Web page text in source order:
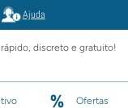
Ajuda
discreto e gratuito!
Ofertas